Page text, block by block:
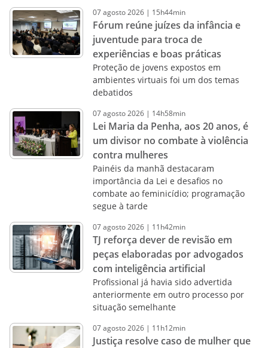
07agosto2026 | 15h44min
Fórum reúne juízes da infância e
juventude para troca de
experiências e boas práticas
Proteção de jovens expostos em
ambientes virtuais foi um dos temas
debatidos
07agosto2026 | 14h58min
Lei Maria da Penha, aos 20 anos, é
um divisor no combate à violência
contra mulheres
Painéis da manhã destacaram
importância da Lei e desafios no
combate ao feminicídio; programação
segue à tarde
07agosto2026 | 11h42min
TJ reforça dever de revisão em
peças elaboradas por advogados
com inteligência artificial
Profissional já havia sido advertida
anteriormente em outro processo por
situação semelhante
07agosto2026 | 11h12min
Justiça resolve caso de mulher que